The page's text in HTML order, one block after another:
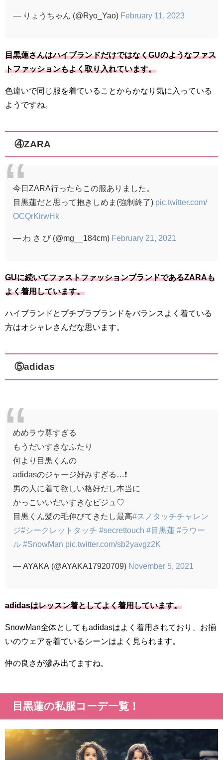
— りょうちゃん (@Ryo_Yao) February 11, 2023
目黒蓮さんはハイブランドだけではなくGUのようなファス
トファッションもよく取り入れています。
色違いで同じ服を着ていることからかなり気に入っている
ようですね。
④ZARA
今日ZARA行ったらこの服ありました。
目黒蓮だと思って抱きしめま(強制終了) pic.twitter.com/
OCQrKirwHk
— わ さ び (@mg__184cm) February 21, 2021
GUに続いてファストファッションブランドであるZARAも
よく着用しています。
ハイブランドとプチプラブランドをバランスよく着ている
方はオシャレさんだな思います。
⑤adidas
めめラウ尊すぎる
もうだいすきなふたり
何より目黒くんの
adidasのジャージ好みすぎる…❗️
男の人に着て欲しい格好だし本当に
かっこいいだいすきなビジュ♡
目黒くん髪の毛伸びてきたし最高#スノタッチチャレン
ジ#シークレットタッチ #secrettouch #目黒蓮 #ラウー
ル #SnowMan pic.twitter.com/sb2yavgz2K
— AYAKA (@AYAKA17920709) November 5, 2021
adidasはレッスン着としてよく着用しています。
SnowMan全体としてもadidasはよく着用されており、お揃
いのウェアを着ているシーンはよく見られます。
仲の良さが滲み出てますね。
目黒蓮の私服コーデ一覧！